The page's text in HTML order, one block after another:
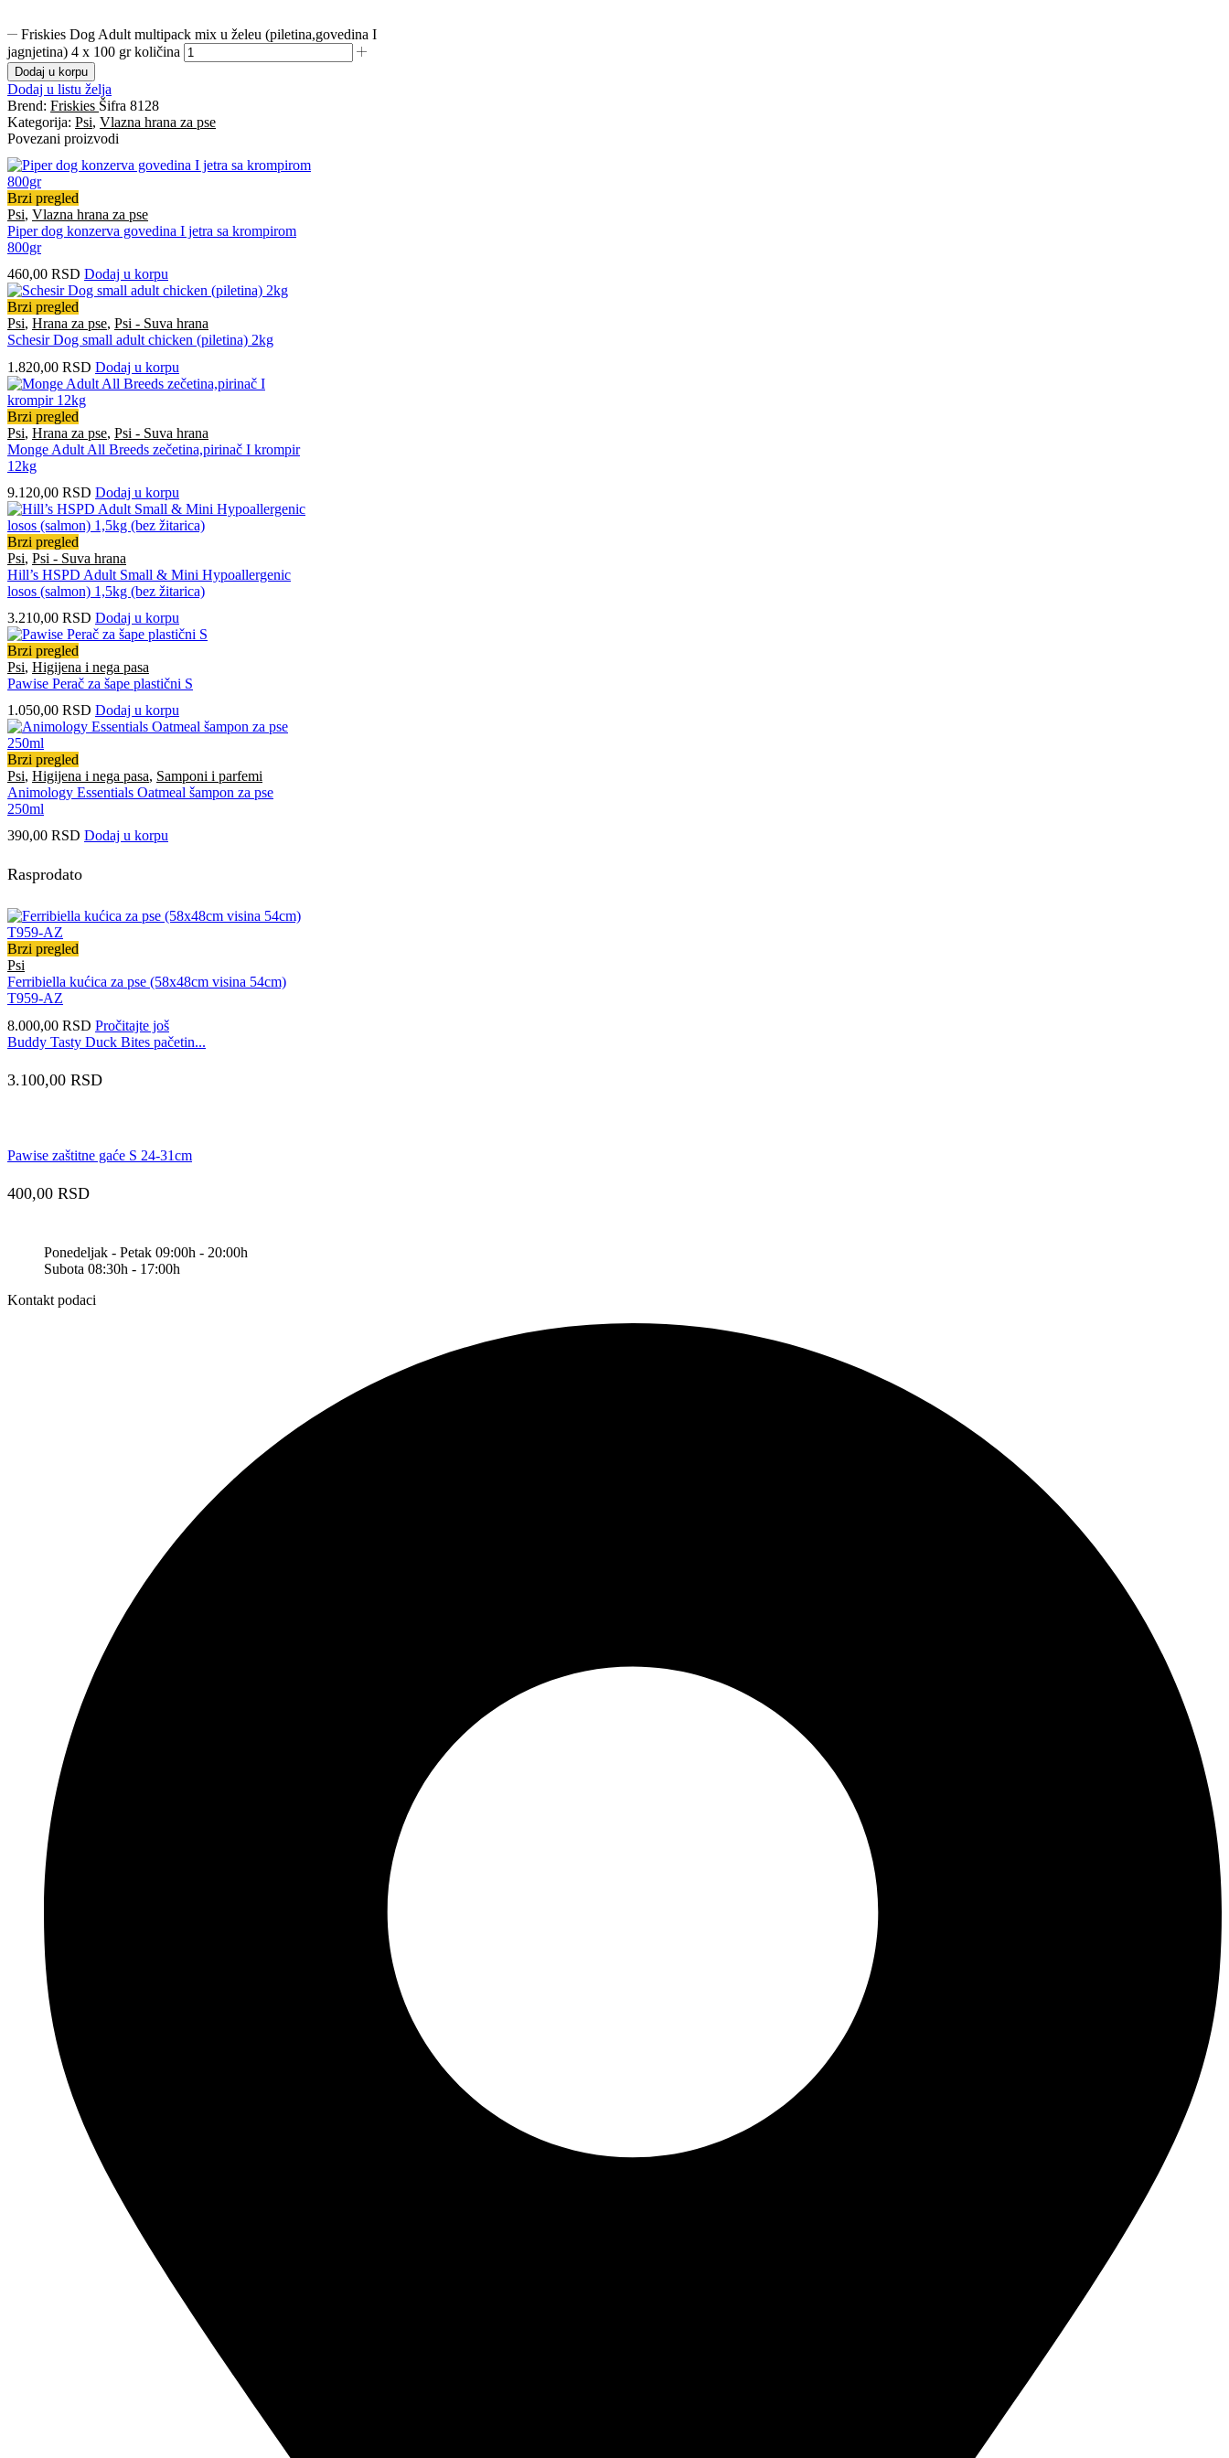
Friskies Dog Adult multipack mix u želeu (piletina,govedina I
jagnjetina) 4 x 100 gr količina
Dodaj u korpu
Dodaj u listu želja
Brend: Friskies Šifra 8128
Kategorija: Psi, Vlazna hrana za pse
Povezani proizvodi
Brzi pregled
Psi, Vlazna hrana za pse
Piper dog konzerva govedina I jetra sa krompirom
800gr
460,00 RSD Dodaj u korpu
Brzi pregled
Psi, Hrana za pse, Psi - Suva hrana
Schesir Dog small adult chicken (piletina) 2kg
1.820,00 RSD Dodaj u korpu
Brzi pregled
Psi, Hrana za pse, Psi - Suva hrana
Monge Adult All Breeds zečetina,pirinač I krompir
12kg
9.120,00 RSD Dodaj u korpu
Brzi pregled
Psi, Psi - Suva hrana
Hill’s HSPD Adult Small & Mini Hypoallergenic
losos (salmon) 1,5kg (bez žitarica)
3.210,00 RSD Dodaj u korpu
Brzi pregled
Psi, Higijena i nega pasa
Pawise Perač za šape plastični S
1.050,00 RSD Dodaj u korpu
Brzi pregled
Psi, Higijena i nega pasa, Samponi i parfemi
Animology Essentials Oatmeal šampon za pse
250ml
390,00 RSD Dodaj u korpu
Rasprodato
Brzi pregled
Psi
Ferribiella kućica za pse (58x48cm visina 54cm)
T959-AZ
8.000,00 RSD Pročitajte još
Buddy Tasty Duck Bites pačetin...
3.100,00 RSD
Pawise zaštitne gaće S 24-31cm
400,00 RSD
Ponedeljak - Petak 09:00h - 20:00h
Subota 08:30h - 17:00h
Kontakt podaci